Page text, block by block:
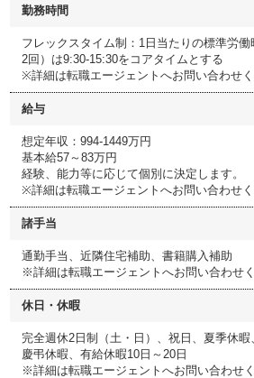
勤務時間
フレックスタイム制：1日当たりの標準労
2回）は9:30-15:30をコアタイムとする
※詳細は転職エージェントへお問い合わせく
給与
想定年収：994-1449万円
基本給57～83万円
経験、能力等に応じて個別に決定します。
※詳細は転職エージェントへお問い合わせく
諸手当
通勤手当、近隣住宅補助、書籍購入補助
※詳細は転職エージェントへお問い合わせく
休日・休暇
完全週休2日制（土・日）、祝日、夏季休暇
慶弔休暇、有給休暇10日～20日
※詳細は転職エージェントへお問い合わせく